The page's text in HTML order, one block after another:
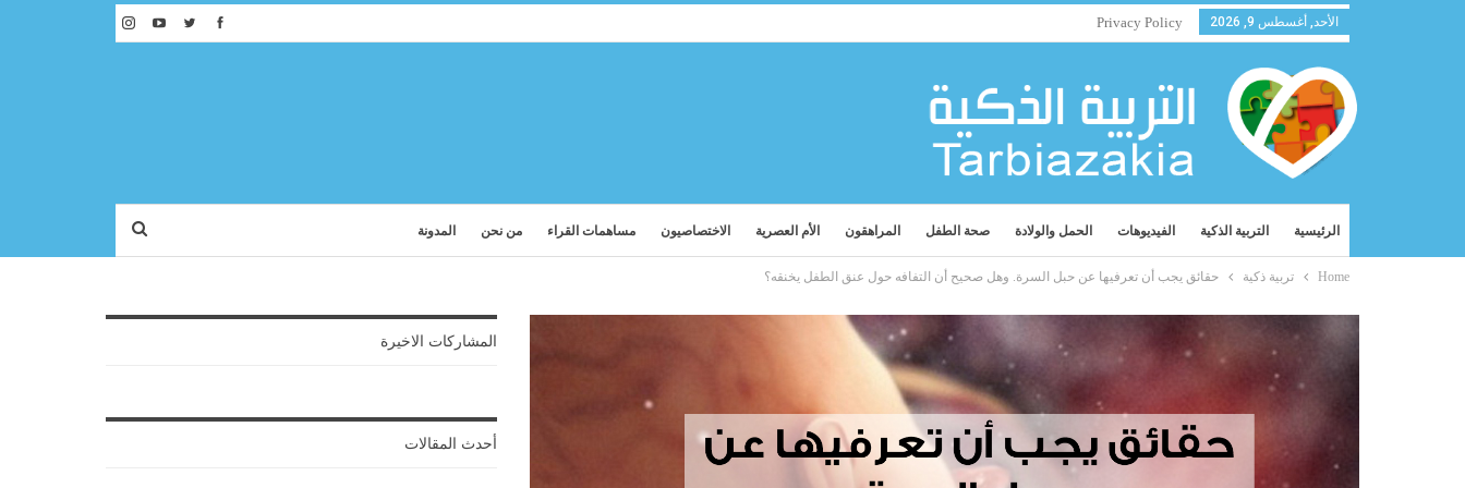
الأحد, أغسطس 9, 2026 Privacy Policy
الرئيسية التربية الذكية الفيديوهات الحمل والولادة صحة الطفل المراهقون الأم العصرية الاختصاصيون مساهمات القراء من نحن المدونة
Home تربية ذكية حقائق يجب أن تعرفيها عن حبل السرة. وهل صحيح أن التفافه حول عنق الطفل يخنقه؟
المشاركات الاخيرة
أحدث المقالات